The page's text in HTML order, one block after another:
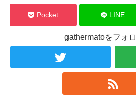
Pocket LINE
gathermatoをフォ